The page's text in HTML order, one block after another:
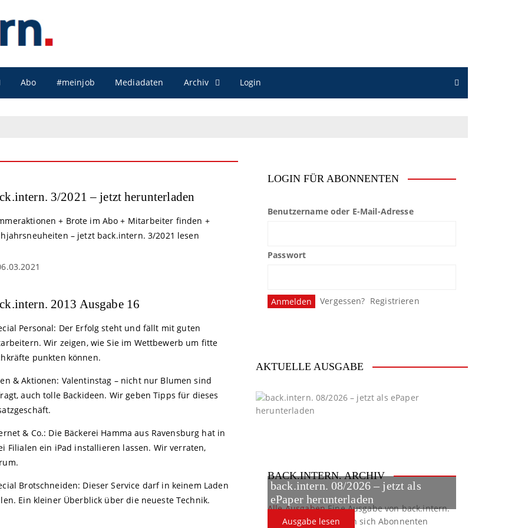
Abo #meinjob Mediadaten Archiv Login
3/2021 – jetzt herunterladen
+ Brote im Abo + Mitarbeiter finden +
– jetzt back.intern. 3/2021 lesen
2013 Ausgabe 16
Personal: Der Erfolg steht und fällt mit guten
Wir zeigen, wie Sie im Wettbewerb um fitte
punkten können.
& Aktionen: Valentinstag – nicht nur Blumen sind
auch tolle Backideen. Wir geben Tipps für dieses
& Co.: Die Bäckerei Hamma aus Ravensburg hat in
Filialen ein iPad installieren lassen. Wir verraten,
Brotschneiden: Dieser Service darf in keinem Laden
Ein kleiner Überblick über die neueste Technik.
LOGIN FÜR ABONNENTEN
Benutzername oder E-Mail-Adresse
Passwort
Vergessen? Registrieren
AKTUELLE AUSGABE
back.intern. 08/2026 – jetzt als
ePaper herunterladen
Ausgabe lesen
BACK.INTERN. ARCHIV
Alle AusgabenEine Ausgabe von back.intern.
verpasst? Hier können sich Abonnenten